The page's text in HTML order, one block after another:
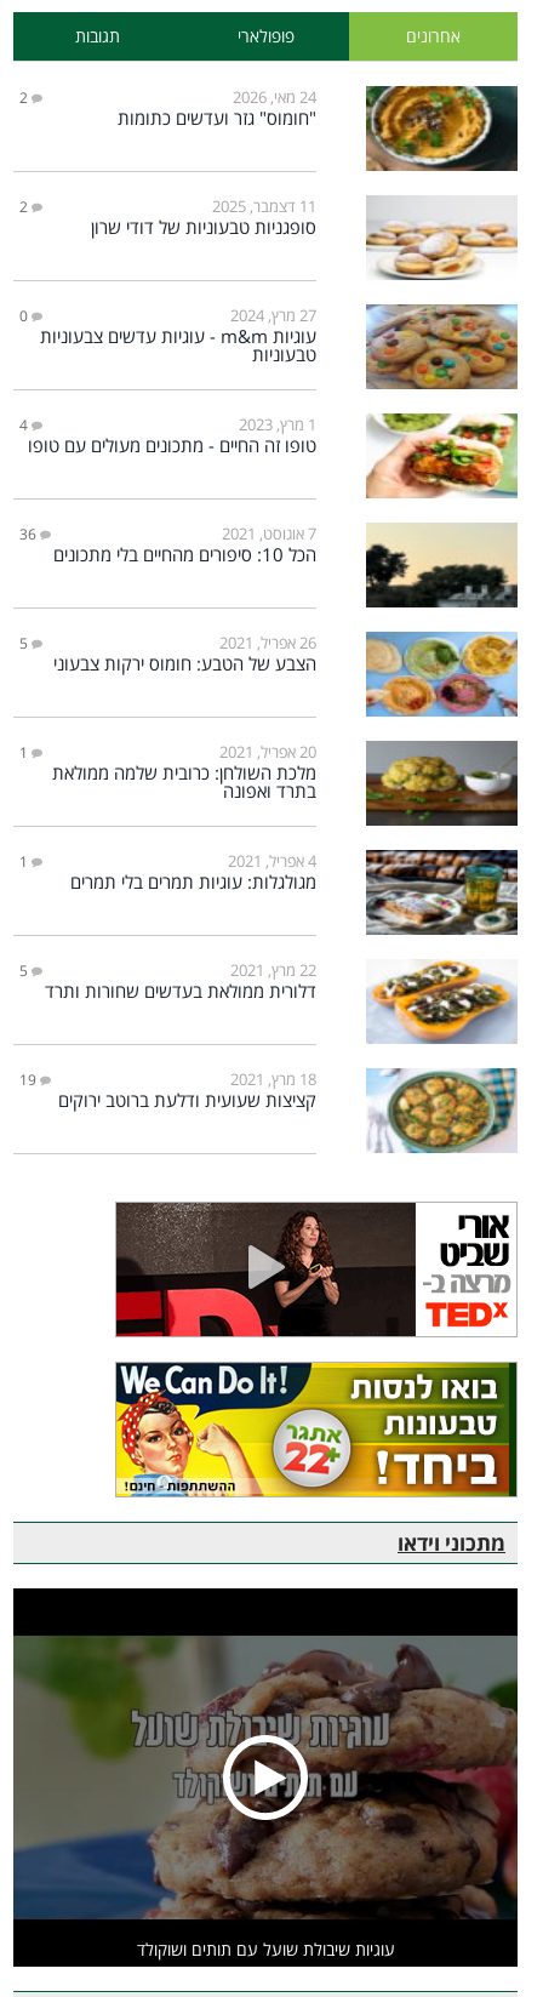
אחרונים פופולארי תגובות
24 מאי, 2026 2
"חומוס" גזר ועדשים כתומות
11 דצמבר, 2025 2
סופגניות טבעוניות של דודי שרון
27 מרץ, 2024 0
עוגיות m&m - עוגיות עדשים צבעוניות
טבעוניות
1 מרץ, 2023 4
טופו זה החיים - מתכונים מעולים עם טופו
7 אוגוסט, 2021 36
הכל 10: סיפורים מהחיים בלי מתכונים
26 אפריל, 2021 5
הצבע של הטבע: חומוס ירקות צבעוני
20 אפריל, 2021 1
מלכת השולחן: כרובית שלמה ממולאת
בתרד ואפונה
4 אפריל, 2021 1
מגולגלות: עוגיות תמרים בלי תמרים
22 מרץ, 2021 5
דלורית ממולאת בעדשים שחורות ותרד
18 מרץ, 2021 19
קציצות שעועית ודלעת ברוטב ירוקים
מתכוני וידאו
עוגיות שיבולת שועל עם תותים ושוקולד